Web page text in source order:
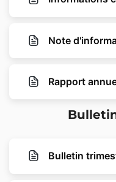
Note
Rapport
Bulletin